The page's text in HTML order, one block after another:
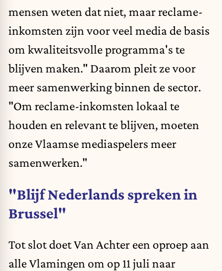
mensen weten dat niet, maar reclame-
inkomsten zijn voor veel media de basis
om kwaliteitsvolle programma's te
blijven maken." Daarom pleit ze voor
meer samenwerking binnen de sector.
"Om reclame-inkomsten lokaal te
houden en relevant te blijven, moeten
onze Vlaamse mediaspelers meer
samenwerken."
"Blijf Nederlands spreken in
Brussel"
Tot slot doet Van Achter een oproep aan
alle Vlamingen om op 11 juli naar